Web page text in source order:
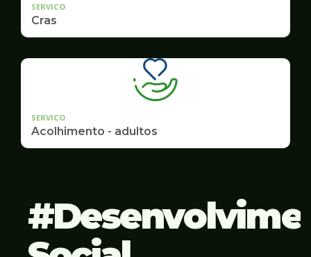
SERVICO
Cras
SERVICO
Acolhimento - adultos